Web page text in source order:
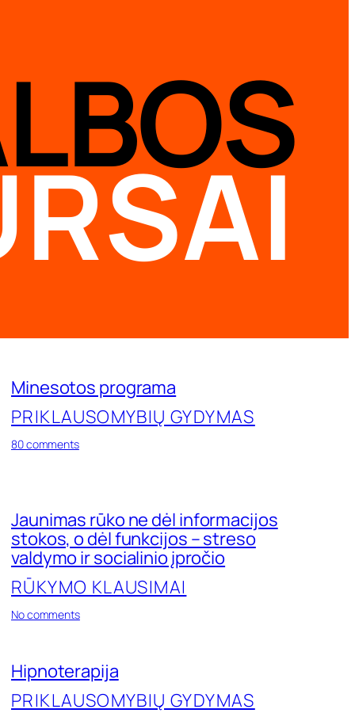
Minesotos programa
PRIKLAUSOMYBIŲ GYDYMAS
80 commentson
Jaunimas rūko ne dėl informacijos
stokos, o dėl funkcijos – streso
valdymo ir socialinio įpročio
RŪKYMO KLAUSIMAI
No commentson
dėl
stokos,
Hipnoterapija
PRIKLAUSOMYBIŲ GYDYMAS